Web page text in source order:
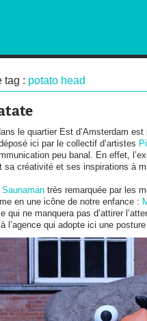
MARKETING AND OUT OF
tag : potato head
le quartier Est d’Amsterdam
ici par le collectif d’artistes
peu banal. En effet,
sa créativité et ses inspirations à
Saunaman très remarquée par les
en une icône de notre enfance :
qui ne manquera pas d’attirer
l’agence qui adopte ici une